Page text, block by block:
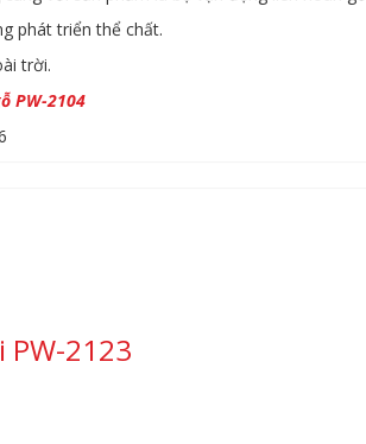
phát triển thể chất.
trời.
PW-2104
2123